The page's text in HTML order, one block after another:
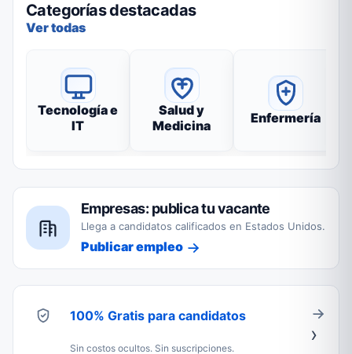
Categorías destacadas
Ver todas
Tecnología e
IT
Salud y
Medicina
Enfermería
Empresas: publica tu vacante
Llega a candidatos calificados en Estados Unidos.
Publicar empleo
100% Gratis para candidatos
Sin costos ocultos. Sin suscripciones.